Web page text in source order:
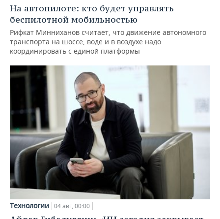
На автопилоте: кто будет управлять
беспилотной мобильностью
Рифкат Минниханов считает, что движение автономного
транспорта на шоссе, воде и в воздухе надо
координировать с единой платформы
Технологии 04 авг, 00:00